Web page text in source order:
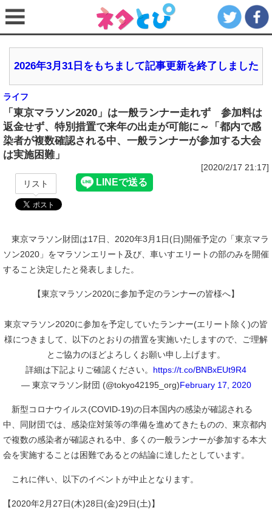
2026年3月31日をもちまして記事更新を終了しました
ライフ
「東京マラソン2020」は一般ランナー走れず 参加料は
返金せず、特別措置で来年の出走が可能に～「都内で感
染者が複数確認される中、一般ランナーが参加する大会
は実施困難」
[2020/2/17 21:17]
リスト
東京マラソン財団は17日、2020年3月1日(日)開催予定の「東京マラ
ソン2020」をマラソンエリート及び、車いすエリートの部のみを開催
すること決定したと発表しました。
【東京マラソン2020に参加予定のランナーの皆様へ】
東京マラソン2020に参加を予定していたランナー(エリート除く)の皆
様につきまして、以下のとおりの措置を実施いたしますので、ご理解
とご協力のほどよろしくお願い申し上げます。
詳細は下記よりご確認ください。 https://t.co/BNBxEUt9R4
— 東京マラソン財団 (@tokyo42195_org)February 17, 2020
新型コロナウイルス(COVID-19)の日本国内の感染が確認される
中、同財団では、感染症対策等の準備を進めてきたものの、東京都内
で複数の感染者が確認される中、多くの一般ランナーが参加する本大
会を実施することは困難であるとの結論に達したとしています。
これに伴い、以下のイベントが中止となります。
【2020年2月27日(木)28日(金)29日(土)】